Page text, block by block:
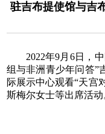
驻吉布提使馆与吉
2022年9月6日，
组与非洲青少年问答”
际展示中心观看“天宫
斯梅尔女士等出席活动